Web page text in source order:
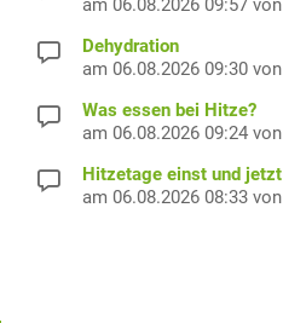
am 06.08.2026 09:57 von
Dehydration
am 06.08.2026 09:30 von
Was essen bei Hitze?
am 06.08.2026 09:24 von
Hitzetage einst und jetzt
am 06.08.2026 08:33 von